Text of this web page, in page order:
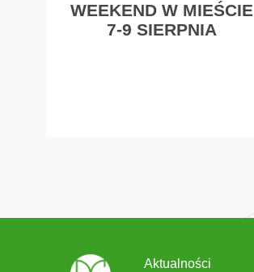
WEEKEND W MIEŚCIE
7-9 SIERPNIA
Aktualności